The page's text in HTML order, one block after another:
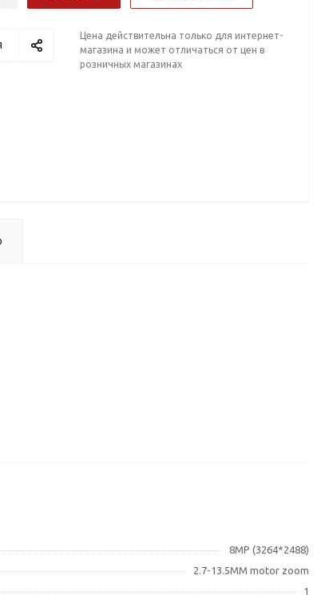
Цена действительна только для интернет-
магазина и может отличаться от цен в
розничных магазинах
8MP (3264*2488)
2.7-13.5MM motor zoom
1